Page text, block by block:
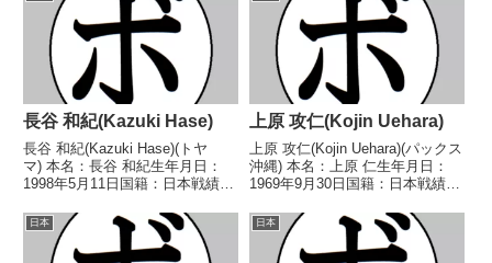
長谷 和紀(Kazuki Hase)
長谷 和紀(Kazuki Hase)(トヤ
マ) 本名：長谷 和紀生年月日：
1998年5月11日国籍：日本戦績：
トル】2019年度中日本スーパー
フェザー級新人王 【戦歴】
2018/08/19 ○2RTK...
上原 攻仁(Kojin Uehara)
上原 攻仁(Kojin Uehara)(パックス
沖縄) 本名：上原 仁生年月日：
1969年9月30日国籍：日本戦績：
ル】1987年度高校全日本ライト
級王座(アマチュア)1989年度全日
本スーパーフェザ...
日本 日本